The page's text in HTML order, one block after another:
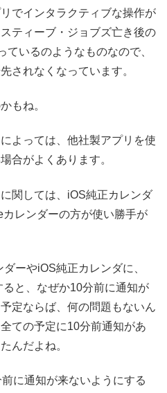
でインタラクティブな操作が
ティーブ・ジョブズ亡き後の
いるのようなものなので、
されなくなっています。
もね。
よっては、他社製アプリを使
合がよくあります。
関しては、iOS純正カレンダ
レンダーの方が使い勝手が
ーやiOS純正カレンダに、
と、なぜか10分前に通知が
定ならば、何の問題もないん
ての予定に10分前通知があ
んだよね。
に通知が来ないようにする